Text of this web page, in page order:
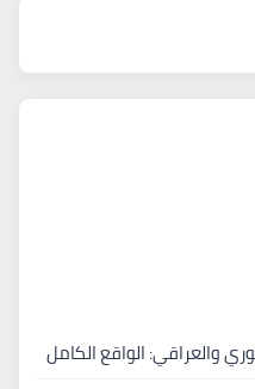
والعراقي: الواقع الكامل